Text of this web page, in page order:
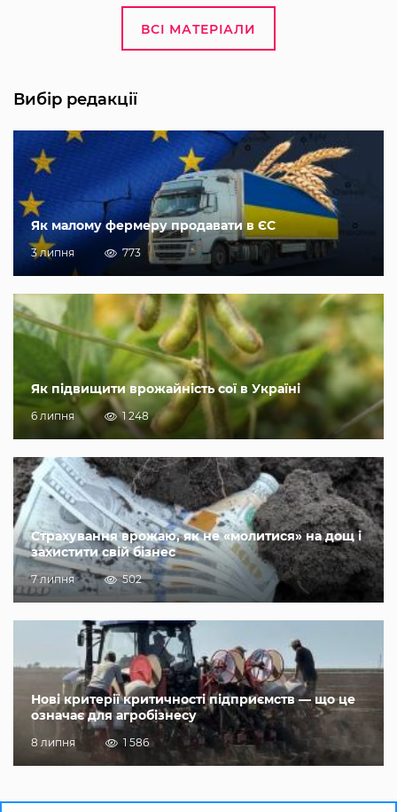
ВСІ МАТЕРІАЛИ
Вибір редакції
Як малому фермеру продавати в ЄС
3 липня 773
Як підвищити врожайність сої в Україні
6 липня 1 248
Страхування врожаю, як не «молитися» на дощ і
захистити свій бізнес
7 липня 502
Нові критерії критичності підприємств — що це
означає для агробізнесу
8 липня 1 586